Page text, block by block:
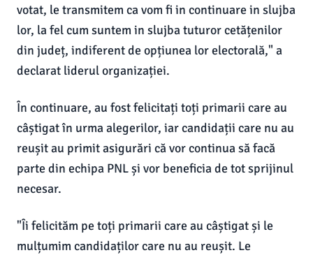
votat, le transmitem ca vom fi in continuare in slujba
lor, la fel cum suntem in slujba tuturor cetățenilor
din județ, indiferent de opțiunea lor electorală," a
declarat liderul organizației.
În continuare, au fost felicitați toți primarii care au
câștigat în urma alegerilor, iar candidații care nu au
reușit au primit asigurări că vor continua să facă
parte din echipa PNL și vor beneficia de tot sprijinul
necesar.
"Îi felicităm pe toți primarii care au câștigat și le
mulțumim candidaților care nu au reușit. Le